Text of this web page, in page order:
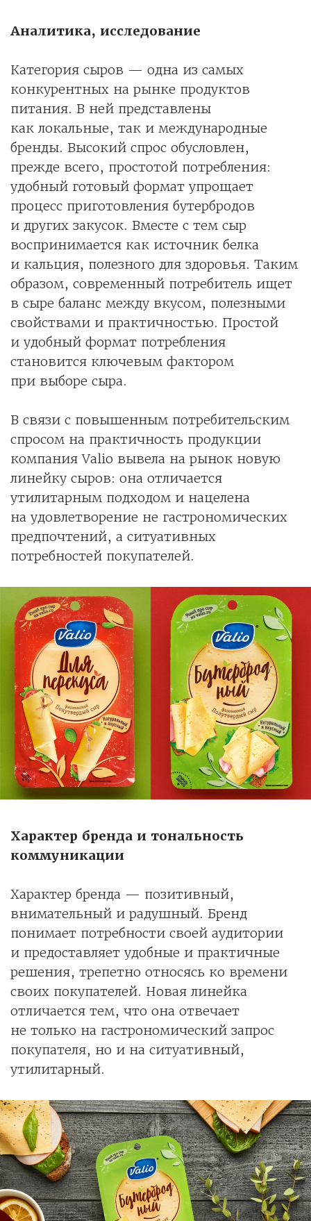
Аналитика, исследование
Категория сыров — одна из самых
конкурентных на рынке продуктов
питания. В ней представлены
как локальные, так и международные
бренды. Высокий спрос обусловлен,
прежде всего, простотой потребления:
удобный готовый формат упрощает
процесс приготовления бутербродов
и других закусок. Вместе с тем сыр
воспринимается как источник белка
и кальция, полезного для здоровья. Таким
образом, современный потребитель ищет
в сыре баланс между вкусом, полезными
свойствами и практичностью. Простой
и удобный формат потребления
становится ключевым фактором
при выборе сыра.
В связи с повышенным потребительским
спросом на практичность продукции
компания Valio вывела на рынок новую
линейку сыров: она отличается
утилитарным подходом и нацелена
на удовлетворение не гастрономических
предпочтений, а ситуативных
потребностей покупателей.
Характер бренда и тональность
коммуникации
Характер бренда — позитивный,
внимательный и радушный. Бренд
понимает потребности своей аудитории
и предоставляет удобные и практичные
решения, трепетно относясь ко времени
своих покупателей. Новая линейка
отличается тем, что она отвечает
не только на гастрономический запрос
покупателя, но и на ситуативный,
утилитарный.